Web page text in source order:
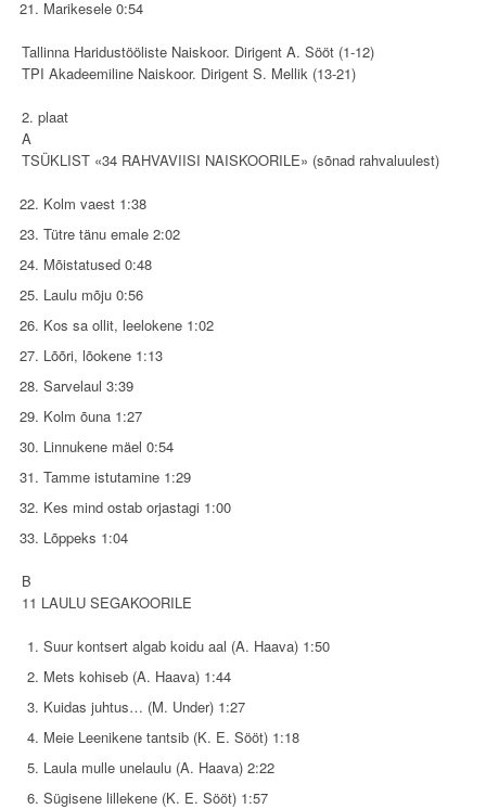
Marikesele 0:54
Tallinna Haridustööliste Naiskoor. Dirigent A. Sööt (1-12)
TPI Akadeemiline Naiskoor. Dirigent S. Mellik (13-21)
2. plaat
A
TSÜKLIST «34 RAHVAVIISI NAISKOORILE» (sõnad rahvaluulest)
Kolm vaest 1:38
Tütre tänu emale 2:02
Mõistatused 0:48
Laulu mõju 0:56
Kos sa ollit, leelokene 1:02
Lõõri, lõokene 1:13
Sarvelaul 3:39
Kolm õuna 1:27
Linnukene mäel 0:54
Tamme istutamine 1:29
Kes mind ostab orjastagi 1:00
Lõppeks 1:04
B
11 LAULU SEGAKOORILE
Suur kontsert algab koidu aal (A. Haava) 1:50
Mets kohiseb (A. Haava) 1:44
Kuidas juhtus… (M. Under) 1:27
Meie Leenikene tantsib (K. E. Sööt) 1:18
Laula mulle unelaulu (A. Haava) 2:22
Sügisene lillekene (K. E. Sööt) 1:57